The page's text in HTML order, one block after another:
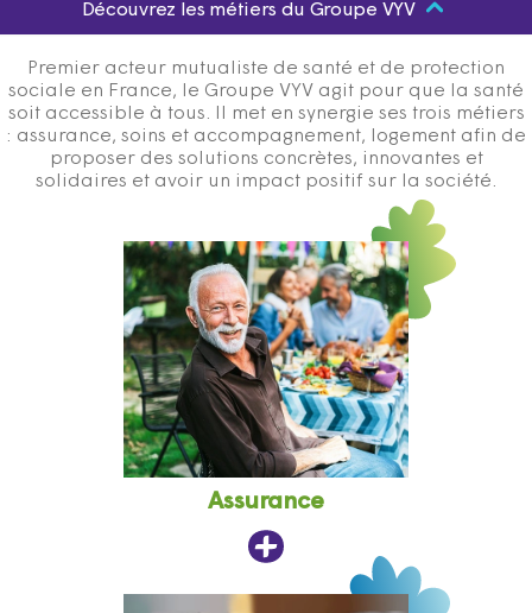
Découvrez les métiers du Groupe VYV
Premier acteur mutualiste de santé et de protection
sociale en France, le Groupe VYV agit pour que la santé
soit accessible à tous. Il met en synergie ses trois métiers
: assurance, soins et accompagnement, logement afin de
proposer des solutions concrètes, innovantes et
solidaires et avoir un impact positif sur la société.
Assurance